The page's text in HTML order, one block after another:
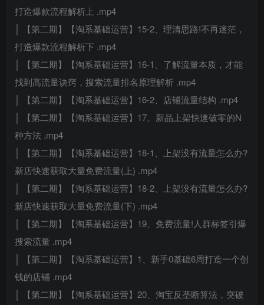
打造爆款流程解析上 .mp4
│ 【第二期】【淘系基础运营】15-2、理清思路!不再迷茫，
打造爆款流程解析下 .mp4
│ 【第二期】【淘系基础运营】16-1、了解流量本质，才能
找到高流量诀窍，搜索流量排名原理解析 .mp4
│ 【第二期】【淘系基础运营】16-2、店铺流量结构 .mp4
│ 【第二期】【淘系基础运营】17、新品上架快速破零的N
种方法 .mp4
│ 【第二期】【淘系基础运营】18-1、上架没有流量怎么办?
新店快速获取大量免费流量(上) .mp4
│ 【第二期】【淘系基础运营】18-2、上架没有流量怎么办?
新店快速获取大量免费流量(下) .mp4
│ 【第二期】【淘系基础运营】19、免费流量!人群标签引爆
搜索流量 .mp4
│ 【第二期】【淘系基础运营】1、新手0基础6周打造一个创
钱的店铺 .mp4
│ 【第二期】【淘系基础运营】20、淘宝反垄断算法，突破